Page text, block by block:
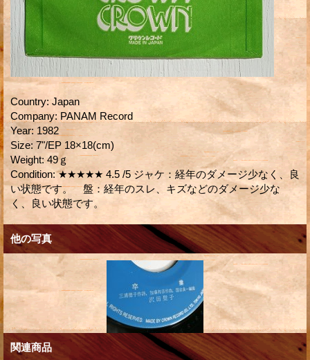
Country: Japan
Company: PANAM Record
Year: 1982
Size: 7"/EP 18×18(cm)
Weight: 49ｇ
Condition: ★★★★★ 4.5 /5 ジャケ：経年のダメージ少なく、良
い状態です。 盤：経年のスレ、キズなどのダメージ少な
く、良い状態です。
他の写真
関連商品